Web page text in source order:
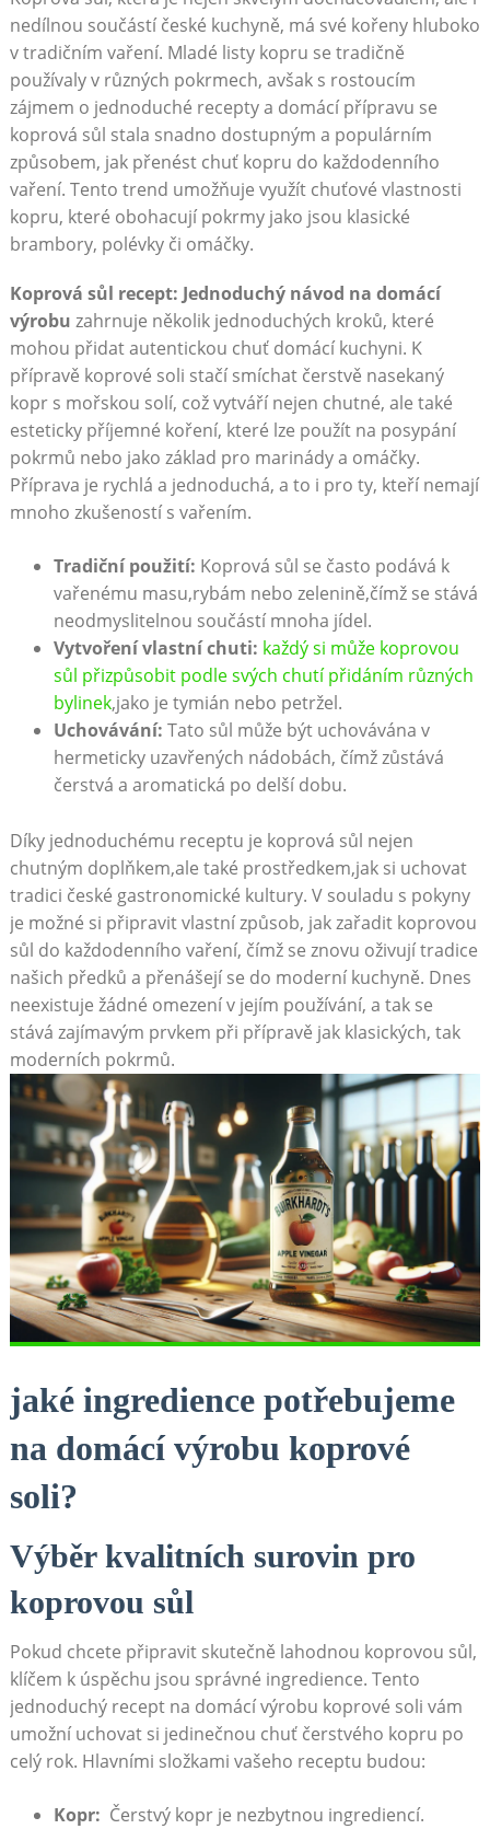
nedílnou ​součástí české kuchyně, má své kořeny hluboko
v tradičním vaření. Mladé listy kopru ‌se​ tradičně
používaly v různých ⁣pokrmech, ⁢avšak s rostoucím
zájmem o jednoduché recepty a domácí přípravu se
koprová sůl ‌stala snadno ⁢dostupným‍ a ‍populárním
způsobem, jak⁤ přenést chuť kopru ⁣do každodenního
vaření. Tento‍ trend umožňuje využít chuťové⁣ vlastnosti
⁣kopru, které obohacují pokrmy jako jsou‍ klasické‌
brambory, ⁣polévky či omáčky.
Koprová sůl recept: Jednoduchý ‍návod na domácí
výrobu ⁣zahrnuje‍ několik jednoduchých kroků, které
mohou ⁣přidat autentickou chuť domácí⁤ kuchyni. K
přípravě koprové soli stačí smíchat čerstvě nasekaný
kopr⁢ s mořskou solí, což vytváří nejen chutné, ‌ale také⁣
esteticky⁣ příjemné ​koření, které⁢ lze⁤ použít na posypání
‍pokrmů nebo jako‍ základ ⁤pro marinády a ⁢omáčky.
Příprava‌ je⁢ rychlá a jednoduchá, a to‌ i pro ty, kteří nemají⁤
mnoho zkušeností s⁤ vařením.
Tradiční ⁣použití: Koprová sůl ​se často podává k
vařenému masu,rybám nebo ⁤zelenině,čímž se stává
neodmyslitelnou součástí mnoha jídel.
Vytvoření vlastní‍ chuti: každý si ‌může koprovou
sůl přizpůsobit podle svých chutí ⁢přidáním různých
bylinek,jako je tymián nebo petržel.
Uchovávání: Tato sůl může být uchovávána ⁢v
hermeticky uzavřených nádobách,‌ čímž ⁢zůstává
čerstvá a aromatická po delší dobu.
Díky jednoduchému receptu⁢ je ‍koprová sůl nejen
⁤chutným doplňkem,ale také prostředkem,jak⁣ si uchovat
‍tradici české gastronomické kultury. V souladu​ s pokyny
⁢je možné si‌ připravit ‌vlastní způsob, ⁣jak⁤ zařadit koprovou
‌sůl do ⁤každodenního vaření, čímž se znovu oživují tradice
našich ‌předků a přenášejí se do moderní kuchyně. Dnes
neexistuje žádné omezení⁤ v jejím používání, a tak se
stává ‌zajímavým⁢ prvkem při přípravě ⁤jak klasických, tak⁤
moderních ​pokrmů.
jaké ingredience potřebujeme
na ⁣domácí výrobu koprové
soli?
Výběr kvalitních surovin ⁤pro
koprovou ‌sůl
Pokud chcete připravit​ skutečně​ lahodnou koprovou ‍sůl,
klíčem ⁣k úspěchu jsou správné ingredience. Tento​
jednoduchý recept na domácí​ výrobu koprové soli vám
umožní⁣ uchovat si jedinečnou chuť čerstvého⁣ kopru po
celý ⁢rok. Hlavními ​složkami vašeho receptu budou:
Kopr: ⁢ Čerstvý kopr je⁣ nezbytnou ingrediencí.